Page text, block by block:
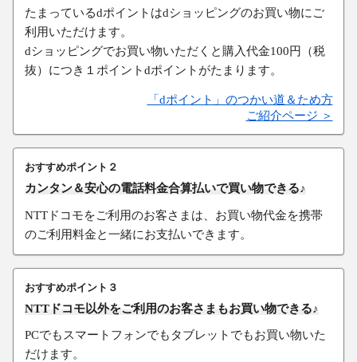
たまっているdポイントはdショッピングのお買い物にご
利用いただけます。
dショッピングでお買い物いただくと購入代金100円（税
抜）につき１ポイントdポイントがたまります。
「dポイント」のつかい道＆ため方
ご紹介ページ ＞
おすすめポイント２
カンタン＆安心の電話料金合算払いで買い物できる♪
NTTドコモをご利用のお客さまは、お買い物代金を携帯
のご利用料金と一緒にお支払いできます。
おすすめポイント３
NTTドコモ以外をご利用のお客さまもお買い物できる♪
PCでもスマートフォンでもタブレットでもお買い物いた
だけます。